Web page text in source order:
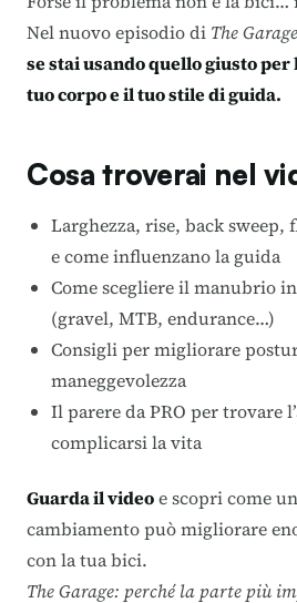
Nel nuovo episodio di The Garage
se stai usando quello giusto
tuo corpo e il tuo stile di guida.
Cosa troverai nel
Larghezza, rise, back sweep,
e come influenzano la guida
Come scegliere il manubrio
(gravel, MTB, endurance…)
Consigli per migliorare
maneggevolezza
Il parere da PRO per trovare
complicarsi la vita
Guarda il videoe scopri come
cambiamento può migliorare
con la tua bici.
The Garage: perché la parte più